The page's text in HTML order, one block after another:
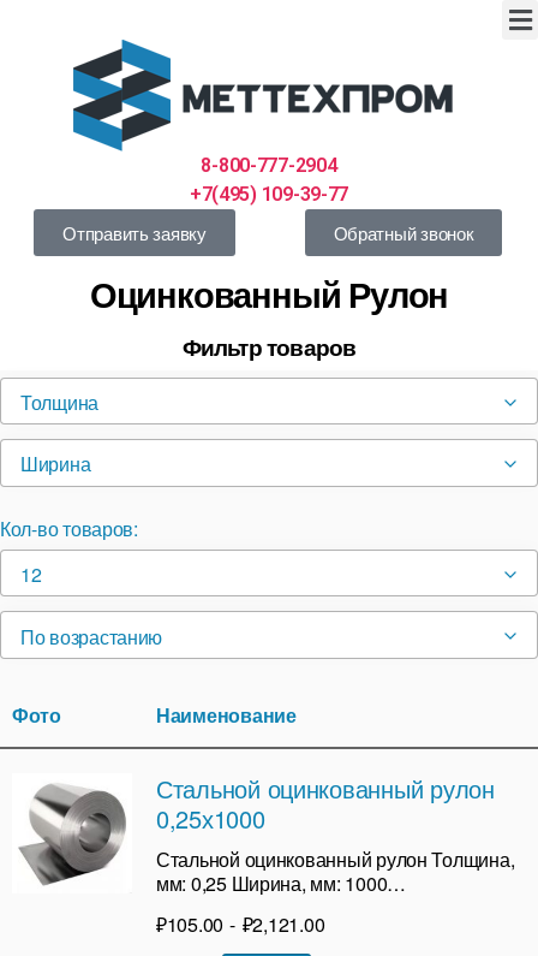
8-800-777-2904
+7(495) 109-39-77
Отправить заявку Обратный звонок
Оцинкованный Рулон
Фильтр товаров
Толщина
Ширина
Кол-во товаров:
12
По возрастанию
Фото Наименование
Стальной оцинкованный рулон
0,25х1000
Стальной оцинкованный рулон Толщина,
мм: 0,25 Ширина, мм: 1000…
₽105.00 - ₽2,121.00